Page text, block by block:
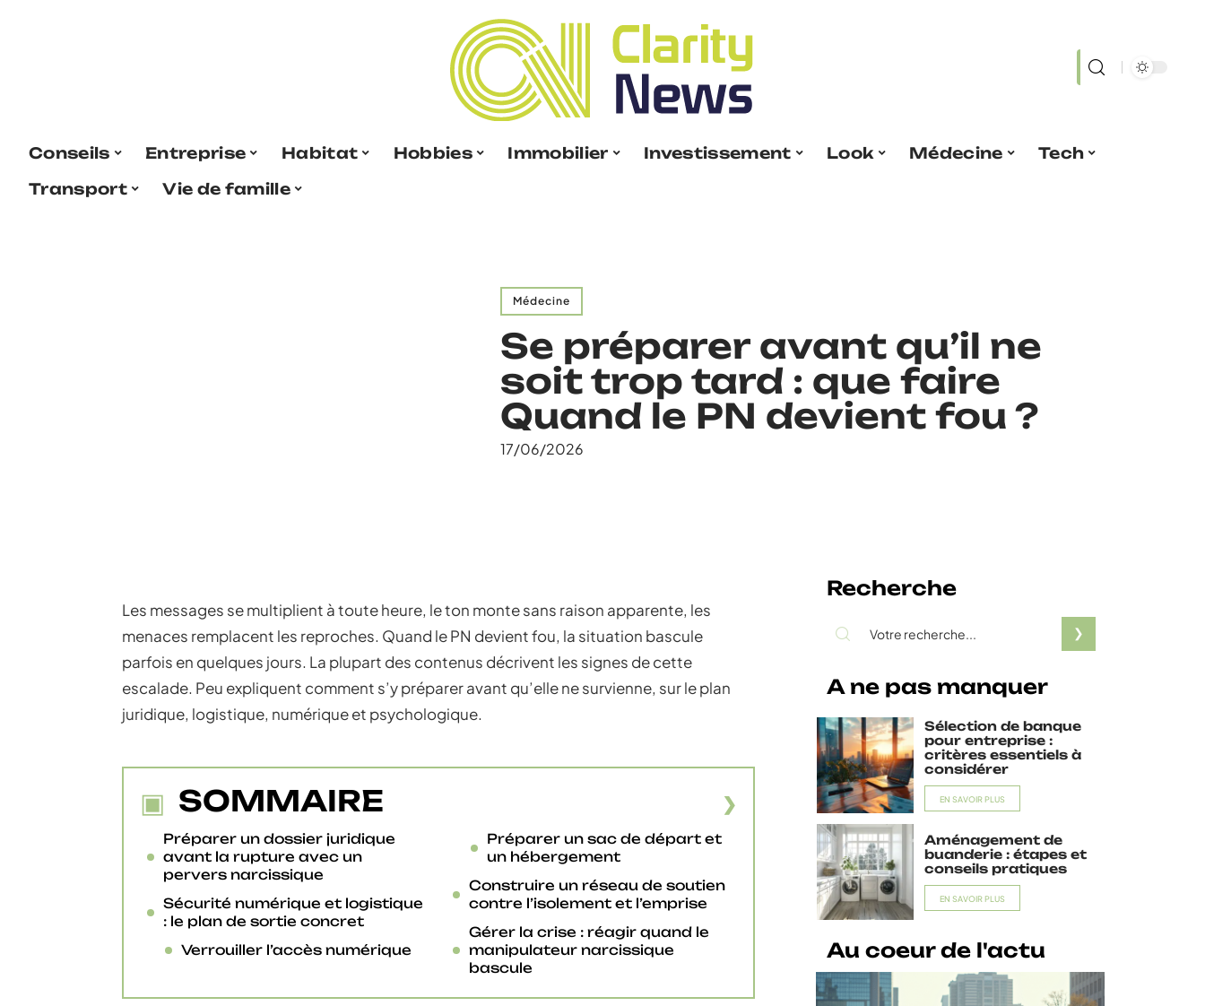
Conseils Entreprise Habitat Hobbies Immobilier Investissement Look Médecine
Tech
Transport
Vie de famille
Médecine
Se préparer avant qu’il ne
soit trop tard : que faire
Quand le PN devient fou ?
17/06/2026
Les messages se multiplient à toute heure, le ton monte sans raison apparente, les
menaces remplacent les reproches. Quand le PN devient fou, la situation bascule
parfois en quelques jours. La plupart des contenus décrivent les signes de cette
escalade. Peu expliquent comment s’y préparer avant qu’elle ne survienne, sur le plan
juridique, logistique, numérique et psychologique.
SOMMAIRE
Préparer un dossier juridique
avant la rupture avec un
pervers narcissique
Sécurité numérique et logistique
: le plan de sortie concret
Verrouiller l’accès numérique
Préparer un sac de départ et
un hébergement
Construire un réseau de soutien
contre l’isolement et l’emprise
Gérer la crise : réagir quand le
manipulateur narcissique
bascule
Recherche
A ne pas manquer
Sélection de banque
pour entreprise :
critères essentiels à
considérer
EN SAVOIR PLUS
Aménagement de
buanderie : étapes et
conseils pratiques
EN SAVOIR PLUS
Au coeur de l'actu